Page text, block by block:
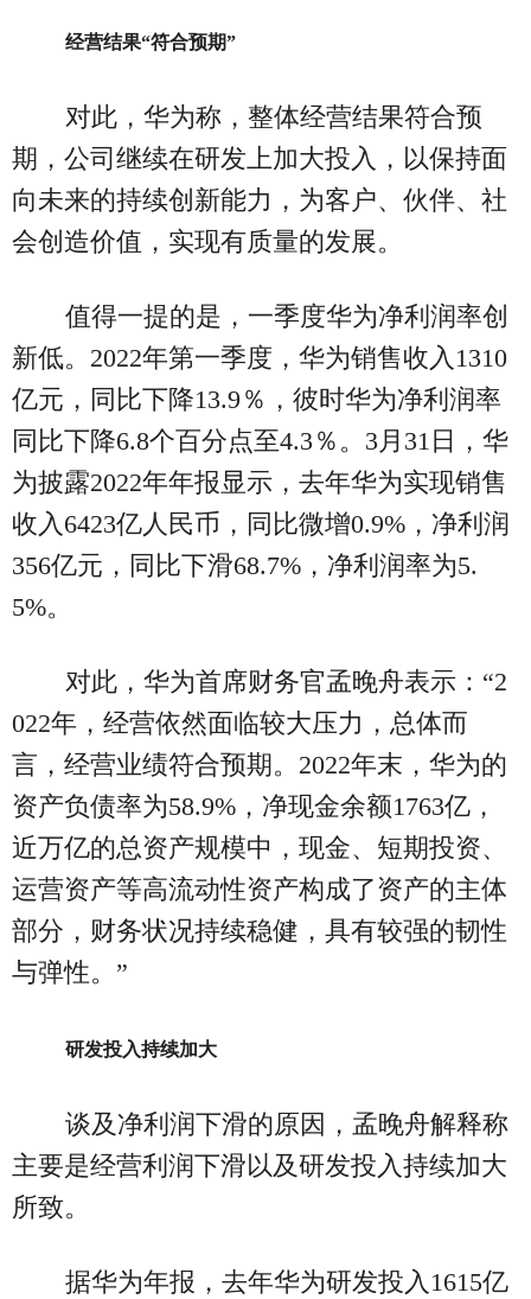
经营结果“符合预期”
对此，华为称，整体经营结果符合预
期，公司继续在研发上加大投入，以保持面
向未来的持续创新能力，为客户、伙伴、社
会创造价值，实现有质量的发展。
值得一提的是，一季度华为净利润率创
新低。2022年第一季度，华为销售收入1310
亿元，同比下降13.9％，彼时华为净利润率
同比下降6.8个百分点至4.3％。3月31日，华
为披露2022年年报显示，去年华为实现销售
收入6423亿人民币，同比微增0.9%，净利润
356亿元，同比下滑68.7%，净利润率为5.
5%。
对此，华为首席财务官孟晚舟表示：“2
022年，经营依然面临较大压力，总体而
言，经营业绩符合预期。2022年末，华为的
资产负债率为58.9%，净现金余额1763亿，
近万亿的总资产规模中，现金、短期投资、
运营资产等高流动性资产构成了资产的主体
部分，财务状况持续稳健，具有较强的韧性
与弹性。”
研发投入持续加大
谈及净利润下滑的原因，孟晚舟解释称
主要是经营利润下滑以及研发投入持续加大
所致。
据华为年报，去年华为研发投入1615亿